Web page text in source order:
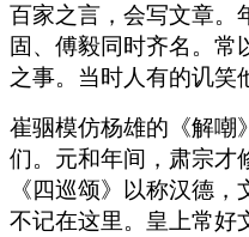
百家之言，会写文章。
固、傅毅同时齐名。常
之事。当时人有的讥笑
崔骃模仿杨雄的《解嘲
们。元和年间，肃宗才
《四巡颂》以称汉德
不记在这里。皇上常好